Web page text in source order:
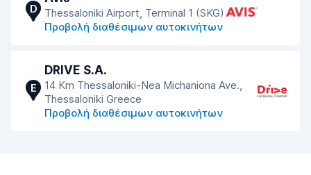
D
Thessaloniki Airport, Terminal 1 (SKG)
Προβολή διαθέσιμων αυτοκινήτων
E
DRIVE S.A.
14 Km Thessaloniki-Nea Michaniona Ave.,
Thessaloniki Greece
Προβολή διαθέσιμων αυτοκινήτων